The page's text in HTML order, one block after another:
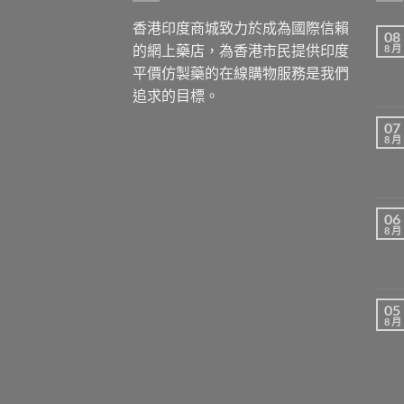
香港印度商城致力於成為國際信賴
的網上藥店，為香港市民提供印度
平價仿製藥的在線購物服務是我們
追求的目標。
08
8 月
07
8 月
06
8 月
05
8 月